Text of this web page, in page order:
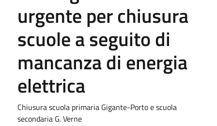
urgente per chiusura
scuole a seguito di
mancanza di energia
elettrica
Chiusura scuola primaria Gigante-Porto e scuola
secondaria G. Verne